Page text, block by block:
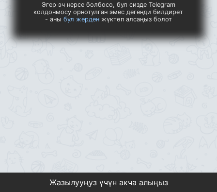
Эгер эч нерсе болбосо, бул сизде Telegram
колдонмосу орнотулган эмес дегенди билдирет
- аны бул жерденжүктөп алсаңыз болот
Жазылууңуз үчүн акча алыңыз